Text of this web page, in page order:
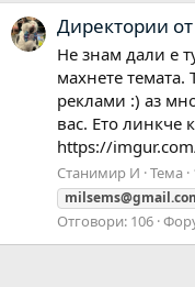
Директории
Не знам дали е
махнете
реклами :) аз
вас. Ето линкче
https://
Станимир И Тема
Отговори: 106